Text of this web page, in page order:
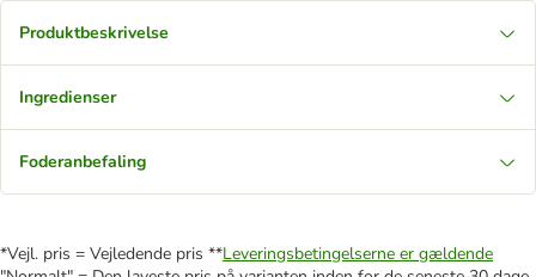
Produktbeskrivelse
Ingredienser
Foderanbefaling
*Vejl. pris = Vejledende pris **Leveringsbetingelserne er gældende